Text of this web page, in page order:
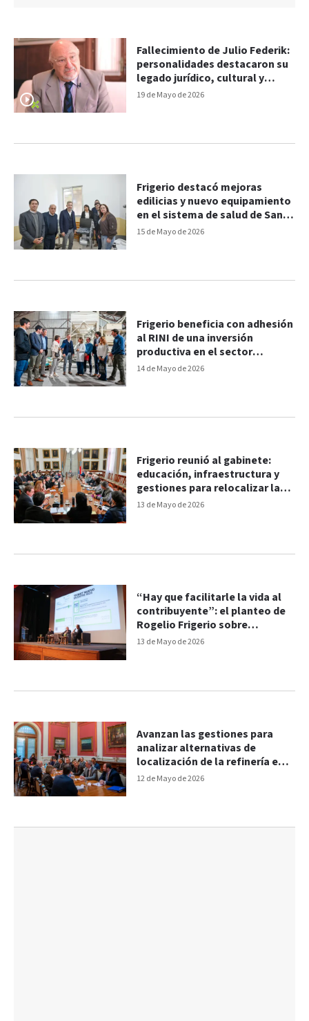
19 de Mayo de 2026
Fallecimiento de Julio Federik:
personalidades destacaron su
legado jurídico, cultural y
humano
15 de Mayo de 2026
Frigerio destacó mejoras
edilicias y nuevo equipamiento
en el sistema de salud de Santa
Elena
14 de Mayo de 2026
Frigerio beneficia con adhesión
al RINI de una inversión
productiva en el sector
arrocero
13 de Mayo de 2026
Frigerio reunió al gabinete:
educación, infraestructura y
gestiones para relocalizar la
refinería
13 de Mayo de 2026
“Hay que facilitarle la vida al
contribuyente”: el planteo de
Rogelio Frigerio sobre
impuestos
12 de Mayo de 2026
Avanzan las gestiones para
analizar alternativas de
localización de la refinería en
Paysandú